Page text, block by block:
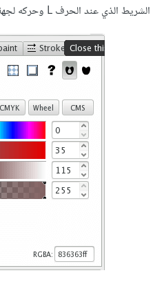
الشريط الذي عند الحرف L وحركه لجهة اليسار.